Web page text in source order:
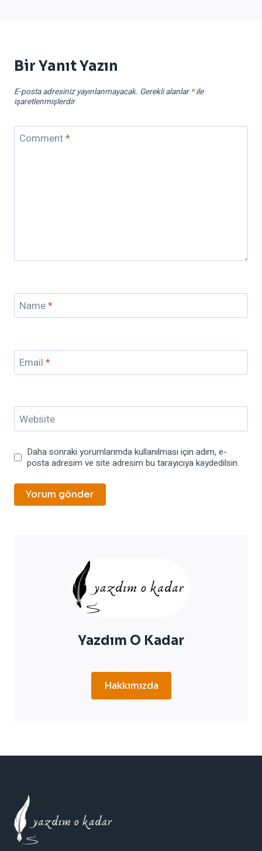
Bir Yanıt Yazın
E-posta adresiniz yayınlanmayacak. Gerekli alanlar *ile
işaretlenmişlerdir
Comment*
Name*
Email *
Website
Daha sonraki yorumlarımda kullanılması için adım, e-
posta adresim ve site adresim bu tarayıcıya kaydedilsin.
Yazdım O Kadar
Hakkımızda